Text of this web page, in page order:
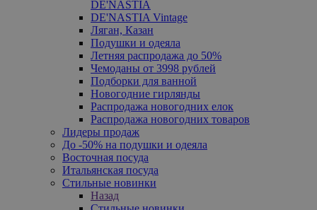
DE'NASTIA
DE'NASTIA Vintage
Ляган, Казан
Подушки и одеяла
Летняя распродажа до 50%
Чемоданы от 3998 рублей
Подборки для ванной
Новогодние гирлянды
Распродажа новогодних елок
Распродажа новогодних товаров
Лидеры продаж
До -50% на подушки и одеяла
Восточная посуда
Итальянская посуда
Стильные новинки
Назад